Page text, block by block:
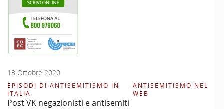
13 Ottobre 2020
EPISODI DI ANTISEMITISMO IN
ITALIA
–ANTISEMITISMO NEL
WEB
Post VK negazionisti e antisemiti